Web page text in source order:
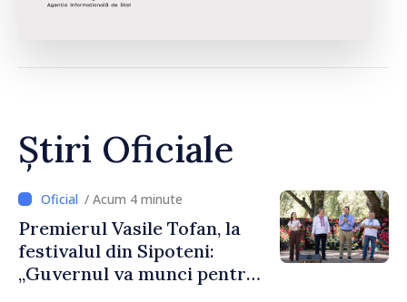
Știri Oficiale
/ Acum 4 minute
Premierul Vasile Tofan, la
festivalul din Sipoteni:
„Guvernul va munci pentru